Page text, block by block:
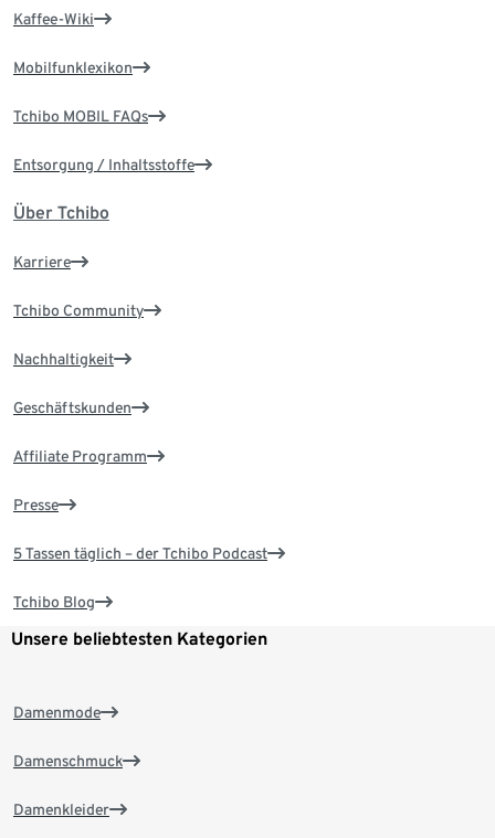
Kaffee-Wiki
Mobilfunklexikon
Tchibo MOBIL FAQs
Entsorgung / Inhaltsstoffe
Über Tchibo
Karriere
Tchibo Community
Nachhaltigkeit
Geschäftskunden
Affiliate Programm
Presse
5 Tassen täglich – der Tchibo Podcast
Tchibo Blog
Unsere beliebtesten Kategorien
Damenmode
Damenschmuck
Damenkleider